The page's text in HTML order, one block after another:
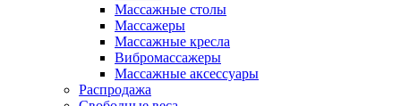
Массажные столы
Массажеры
Массажные кресла
Вибромассажеры
Массажные аксессуары
Распродажа